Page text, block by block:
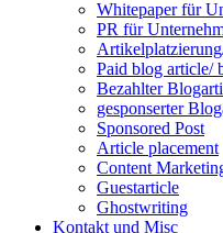
Whitepaper für
PR für
Paid blog article/
Bezahlter
gesponserter
Sponsored Post
Article placement
Content
Guestarticle
Ghostwriting
Kontakt und Misc